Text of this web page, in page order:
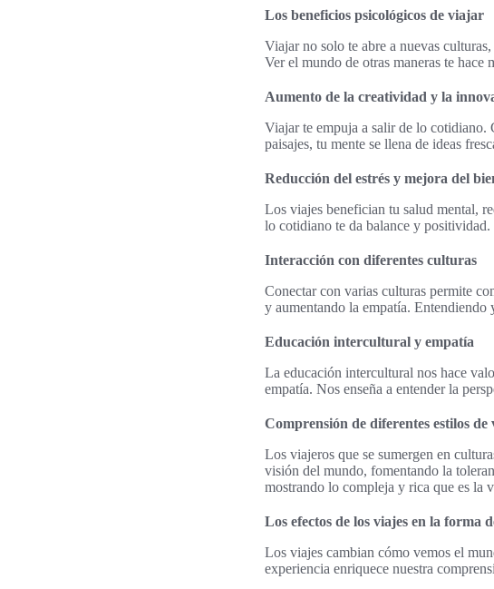
Los beneficios psicológicos de viajar
Viajar no solo te abre a nuevas
Ver el mundo de otras maneras te hace
Aumento de la creatividad y la
Viajar te empuja a salir de lo cotidiano.
paisajes, tu mente se llena de ideas
Reducción del estrés y mejora del
Los viajes benefician tu salud mental,
lo cotidiano te da balance y positividad.
Interacción con diferentes culturas
Conectar con varias culturas permite
y aumentando la empatía. Entendiendo
Educación intercultural y empatía
La educación intercultural nos hace
empatía. Nos enseña a entender la
Comprensión de diferentes estilos de
Los viajeros que se sumergen en
visión del mundo, fomentando la
mostrando lo compleja y rica que es la
Los efectos de los viajes en la forma
Los viajes cambian cómo vemos el
experiencia enriquece nuestra